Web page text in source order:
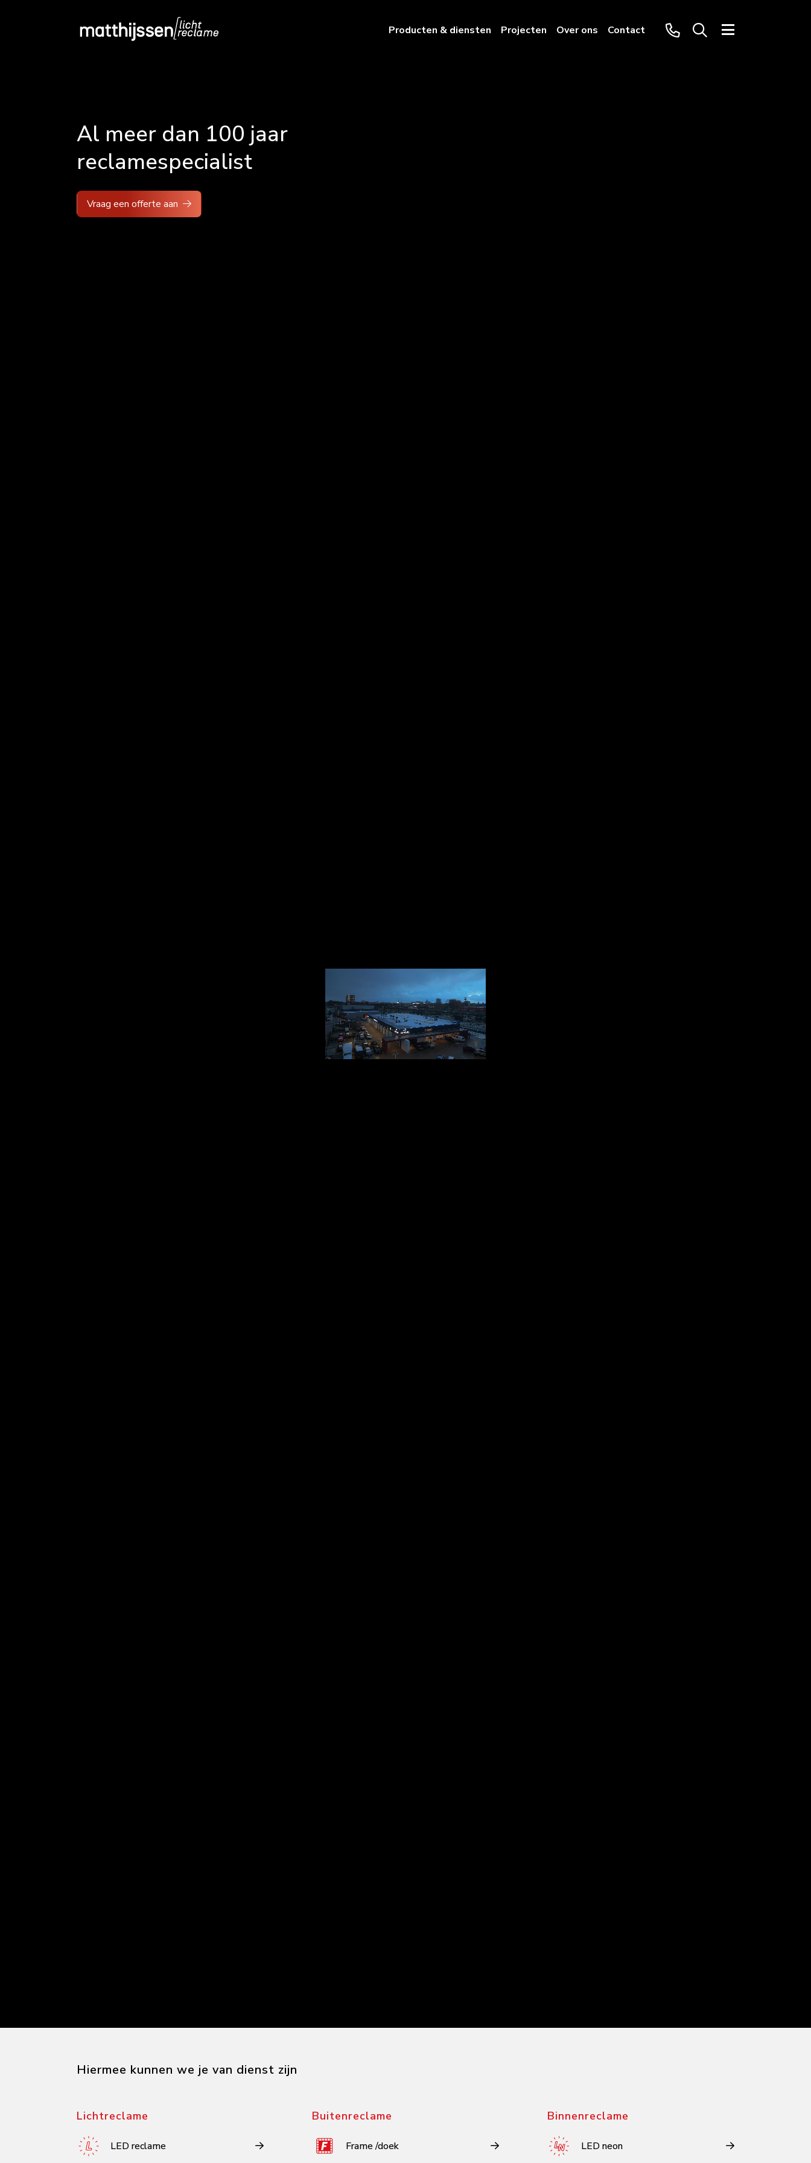
Producten & diensten Projecten Over ons Contact
Al meer dan 100 jaar
reclamespecialist
Vraag een offerte aan
Hiermee kunnen we je van dienst zijn
Lichtreclame
LED reclame
Buitenreclame
Frame /doek
Binnenreclame
LED neon